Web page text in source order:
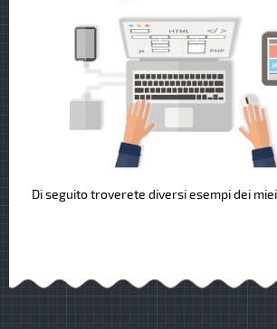
Di seguito troverete diversi esempi dei